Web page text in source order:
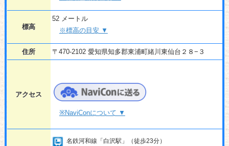
標高
52 メートル
※標高の目安 ▼
住所 〒470-2102 愛知県知多郡東浦町緒川東仙台２８−３
アクセス
※NaviConについて ▼
名鉄河和線「白沢駅」（徒歩23分）